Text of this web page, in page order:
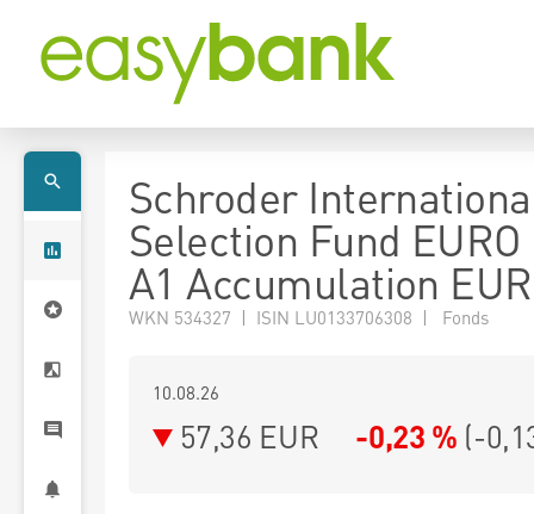
Schroder
Selection Fund
A1 Accumulation EUR
WKN 534327 | ISIN LU0133706308 | Fonds
10.08.26
57,36 EUR -0,23 % (-